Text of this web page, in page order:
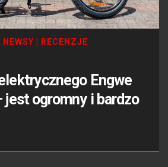
NEWSY
RECENZJE
Engwe
jest ogromny i bardzo